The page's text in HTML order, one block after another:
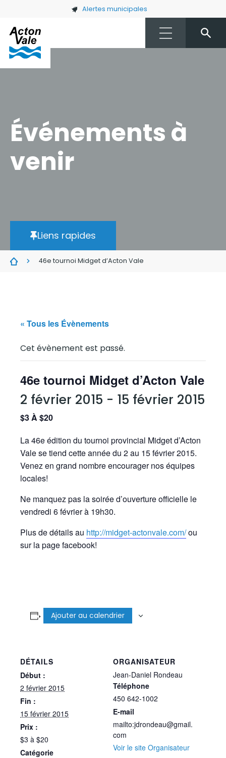
Skip to main content Alertes municipales
Événements à
venir
Liens rapides
46e tournoi Midget d’Acton Vale
« Tous les Évènements
Cet évènement est passé.
46e tournoi Midget d’Acton Vale
2 février 2015 - 15 février 2015
$3 À $20
La 46e édition du tournoi provincial Midget d’Acton
Vale se tiend cette année du 2 au 15 février 2015.
Venez en grand nombre encourager nos équipes
locales!
Ne manquez pas la soirée d’ouverture officielle le
vendredi 6 février à 19h30.
Plus de détails au http://midget-actonvale.com/ou
sur la page facebook!
Ajouter au calendrier
DÉTAILS
Début :
2 février 2015
Fin :
15 février 2015
Prix :
$3 à $20
Catégorie
ORGANISATEUR
Jean-Daniel Rondeau
Téléphone
450 642-1002
E-mail
mailto:jdrondeau@gmail.
com
Voir le site Organisateur